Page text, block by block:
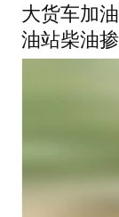
大货车加
油站柴油